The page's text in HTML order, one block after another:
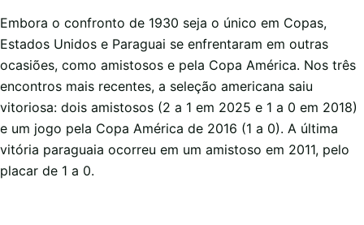
Embora o confronto de 1930 seja o único em Copas,
Estados Unidos e Paraguai se enfrentaram em outras
ocasiões, como amistosos e pela Copa América. Nos três
encontros mais recentes, a seleção americana saiu
vitoriosa: dois amistosos (2 a 1 em 2025 e 1 a 0 em 2018)
e um jogo pela Copa América de 2016 (1 a 0). A última
vitória paraguaia ocorreu em um amistoso em 2011, pelo
placar de 1 a 0.